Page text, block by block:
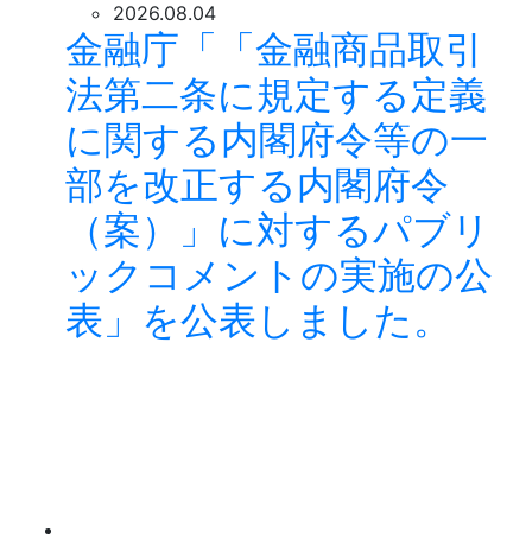
2026.08.04
金融庁「「金融商品取引
法第二条に規定する定義
に関する内閣府令等の一
部を改正する内閣府令
（案）」に対するパブリ
ックコメントの実施の公
表」を公表しました。